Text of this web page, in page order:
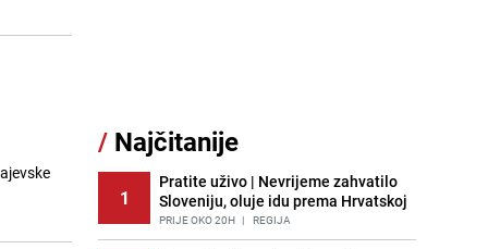
/ Najčitanije
1
Pratite uživo | Nevrijeme zahvatilo
Sloveniju, oluje idu prema Hrvatskoj
PRIJE OKO 20H | REGIJA